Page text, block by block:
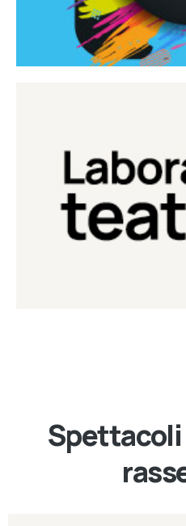
Laboratorio di teatro del